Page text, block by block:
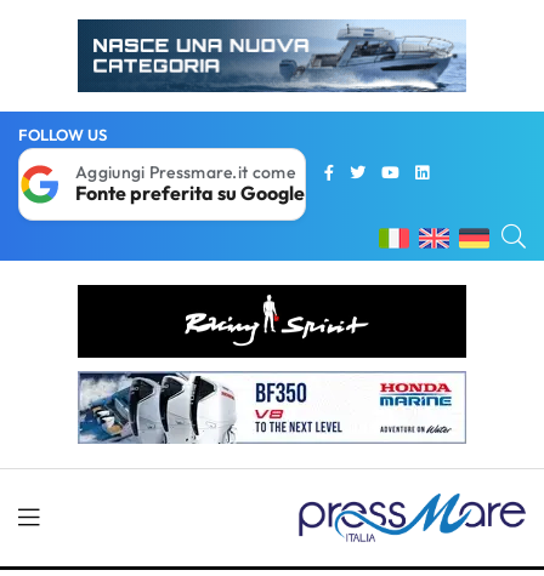
FOLLOW US
Aggiungi Pressmare.it come
Fonte preferita su Google